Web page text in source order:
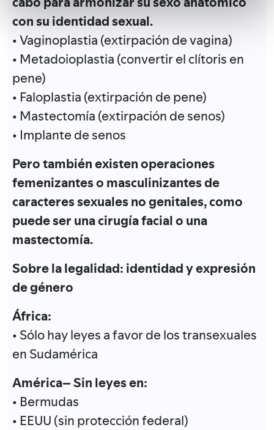
con su identidad sexual.
• Vaginoplastia (extirpación de vagina)
• Metadoioplastia (convertir el clítoris en
pene)
• Faloplastia (extirpación de pene)
• Mastectomía (extirpación de senos)
• Implante de senos
Pero también existen operaciones
femenizantes o masculinizantes de
caracteres sexuales no genitales, como
puede ser una cirugía facial o una
mastectomía.
Sobre la legalidad: identidad y expresión
de género
África:
• Sólo hay leyes a favor de los transexuales
en Sudamérica
América– Sin leyes en:
• Bermudas
• EEUU (sin protección federal)